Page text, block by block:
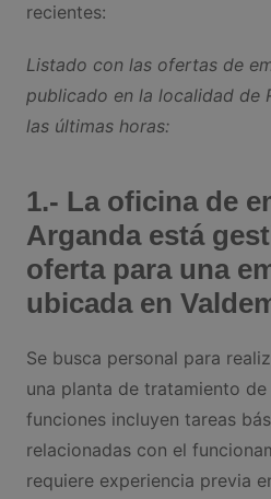
recientes:
Listado con las ofertas de
publicado en la localidad de
las últimas horas:
1.- La oficina de
Arganda está
oferta para una
ubicada en
Se busca personal para
una planta de tratamiento de
funciones incluyen tareas
relacionadas con el
requiere experiencia previa